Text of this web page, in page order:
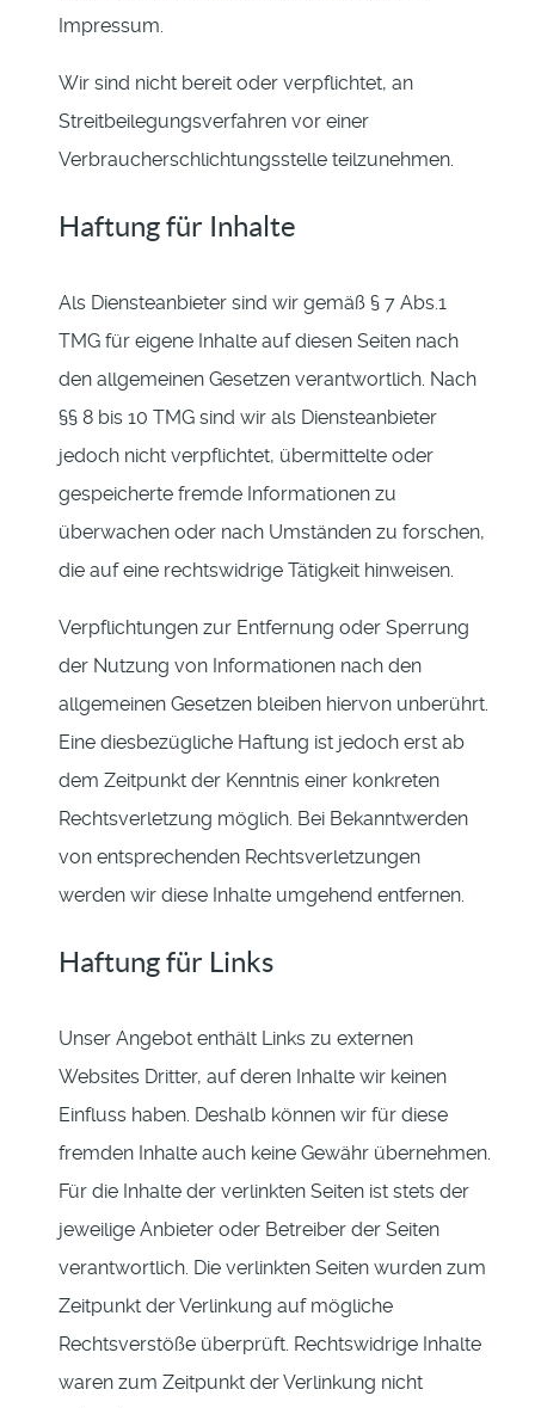
Impressum.
Wir sind nicht bereit oder verpflichtet, an
Streitbeilegungsverfahren vor einer
Verbraucherschlichtungsstelle teilzunehmen.
Haftung für Inhalte
Als Diensteanbieter sind wir gemäß § 7 Abs.1
TMG für eigene Inhalte auf diesen Seiten nach
den allgemeinen Gesetzen verantwortlich. Nach
§§ 8 bis 10 TMG sind wir als Diensteanbieter
jedoch nicht verpflichtet, übermittelte oder
gespeicherte fremde Informationen zu
überwachen oder nach Umständen zu forschen,
die auf eine rechtswidrige Tätigkeit hinweisen.
Verpflichtungen zur Entfernung oder Sperrung
der Nutzung von Informationen nach den
allgemeinen Gesetzen bleiben hiervon unberührt.
Eine diesbezügliche Haftung ist jedoch erst ab
dem Zeitpunkt der Kenntnis einer konkreten
Rechtsverletzung möglich. Bei Bekanntwerden
von entsprechenden Rechtsverletzungen
werden wir diese Inhalte umgehend entfernen.
Haftung für Links
Unser Angebot enthält Links zu externen
Websites Dritter, auf deren Inhalte wir keinen
Einfluss haben. Deshalb können wir für diese
fremden Inhalte auch keine Gewähr übernehmen.
Für die Inhalte der verlinkten Seiten ist stets der
jeweilige Anbieter oder Betreiber der Seiten
verantwortlich. Die verlinkten Seiten wurden zum
Zeitpunkt der Verlinkung auf mögliche
Rechtsverstöße überprüft. Rechtswidrige Inhalte
waren zum Zeitpunkt der Verlinkung nicht